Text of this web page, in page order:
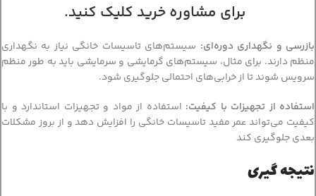
برای مشاوره خرید کلیک کنید.
بازرسی و نگهداری دوره‌ای: سیستم‌های تاسیسات خانگی نیاز به نگهداری
منظم دارند. برای مثال، سیستم‌های گرمایشی و سرمایشی باید به طور منظم
سرویس شوند تا از خرابی‌های احتمالی جلوگیری شود.
استفاده از تجهیزات با کیفیت: استفاده از مواد و تجهیزات استاندارد و با
کیفیت می‌تواند عمر مفید تاسیسات خانگی را افزایش دهد و از بروز مشکلات
بعدی جلوگیری کند
نتیجه گیری